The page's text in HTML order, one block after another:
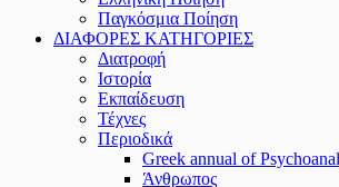
Παγκόσμια Ποίηση
ΔΙΑΦΟΡΕΣ ΚΑΤΗΓΟΡΙΕΣ
Διατροφή
Ιστορία
Εκπαίδευση
Τέχνες
Περιοδικά
Greek annual of
Άνθρωπος